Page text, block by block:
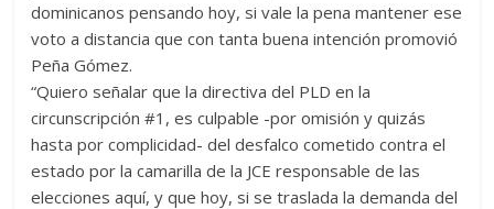
dominicanos pensando hoy, si vale la pena mantener ese
voto a distancia que con tanta buena intención promovió
Peña Gómez.
“Quiero señalar que la directiva del PLD en la
circunscripción #1, es culpable -por omisión y quizás
hasta por complicidad- del desfalco cometido contra el
estado por la camarilla de la JCE responsable de las
elecciones aquí, y que hoy, si se traslada la demanda del